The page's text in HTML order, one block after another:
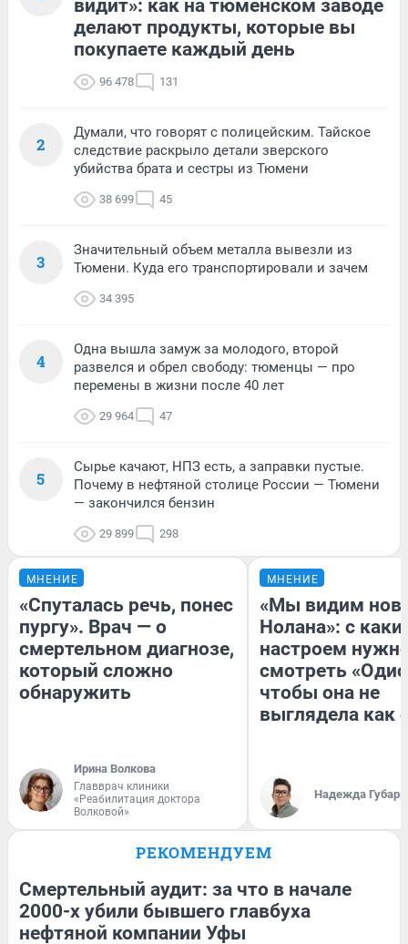
видит»: как на тюменском заводе
делают продукты, которые вы
покупаете каждый день
96 478 131
2
Думали, что говорят с полицейским. Тайское
следствие раскрыло детали зверского
убийства брата и сестры из Тюмени
38 699 45
3
Значительный объем металла вывезли из
Тюмени. Куда его транспортировали и зачем
34 395
4
Одна вышла замуж за молодого, второй
развелся и обрел свободу: тюменцы — про
перемены в жизни после 40 лет
29 964 47
5
Сырье качают, НПЗ есть, а заправки пустые.
Почему в нефтяной столице России — Тюмени
— закончился бензин
29 899 298
МНЕНИЕ
«Спуталась речь, понес
пургу». Врач — о
смертельном диагнозе,
который сложно
обнаружить
Ирина Волкова
Главврач клиники
«Реабилитация доктора
Волковой»
МНЕНИЕ
«Мы видим
Нолана»: с
настроем
смотреть
чтобы она не
выглядела как
Надежда Губарь
РЕКОМЕНДУЕМ
Смертельный аудит: за что в начале
2000-х убили бывшего главбуха
нефтяной компании Уфы